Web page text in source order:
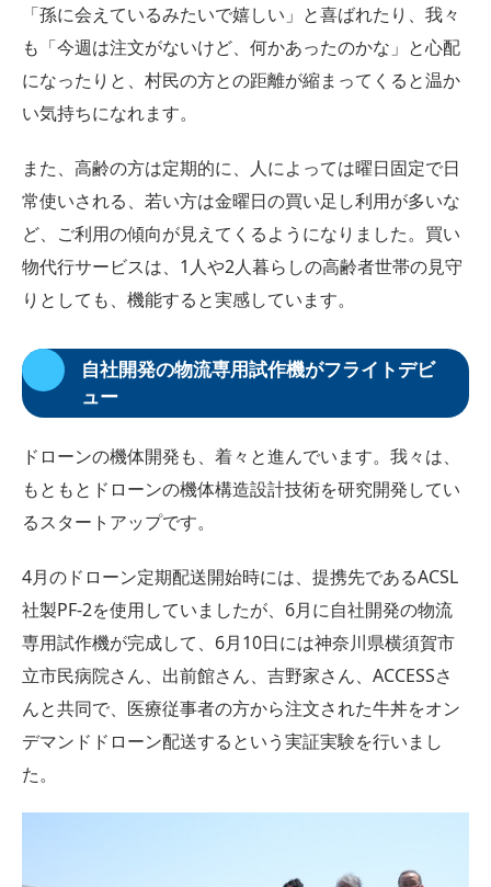
「孫に会えているみたいで嬉しい」と喜ばれたり、我々
も「今週は注文がないけど、何かあったのかな」と心配
になったりと、村民の方との距離が縮まってくると温か
い気持ちになれます。
また、高齢の方は定期的に、人によっては曜日固定で日
常使いされる、若い方は金曜日の買い足し利用が多いな
ど、ご利用の傾向が見えてくるようになりました。買い
物代行サービスは、1人や2人暮らしの高齢者世帯の見守
りとしても、機能すると実感しています。
自社開発の物流専用試作機がフライトデビ
ュー
ドローンの機体開発も、着々と進んでいます。我々は、
もともとドローンの機体構造設計技術を研究開発してい
るスタートアップです。
4月のドローン定期配送開始時には、提携先であるACSL
社製PF-2を使用していましたが、6月に自社開発の物流
専用試作機が完成して、6月10日には神奈川県横須賀市
立市民病院さん、出前館さん、吉野家さん、ACCESSさ
んと共同で、医療従事者の方から注文された牛丼をオン
デマンドドローン配送するという実証実験を行いまし
た。